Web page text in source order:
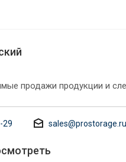
продажи продукции и
29 sales@prostorage.ru